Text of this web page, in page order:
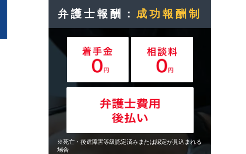
弁護士報酬： 成功報酬制
※死亡・後遺障害等級認定済みまたは認定が見込まれる
場合